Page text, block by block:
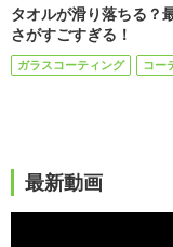
タオルが滑り落ちる？
さがすごすぎる！
ガラスコーティング コー
最新動画